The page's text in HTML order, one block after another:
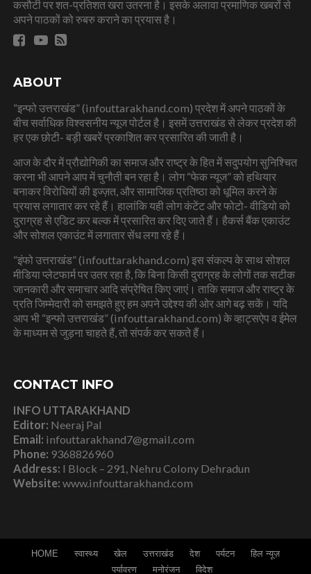
कसौटी पर शत-प्रतिशत खरा उतरना है। इसके अलावा प्रमाणिक खबरों से
अपने पाठकों को रुबरु कराने का प्रयास है।
ABOUT
“इन्फो उत्तराखंड” (infouttarakhand.com) प्रदेश में अपने पाठकों के
बीच सर्वाधिक विश्वसनीय न्यूज पोर्टल है। इसमें उत्तराखंड से लेकर प्रदेश की
हर एक छोटी- बड़ी खबरें प्रकाशित कर प्रसारित की जाती है।
आज के दौर में प्रौद्योगिकी का समाज और राष्ट्र के हित में सदुपयोग सुनिश्चित
करना भी आपने आप में चुनौती बन रहा है। लोग “फेक न्यूज” को हथियार
बनाकर विरोधियों की इज्ज़त, और सामाजिक प्रतिष्ठा को धूमिल करने के
प्रयास लगातार कर रहे हैं। हालांकि यही लोग कंटेंट और फोटो- वीडियो को
दुराग्रह से एडिट कर बल्क में प्रसारित कर दिए जाते हैं। हैकर्स बैंक एकाउंट
और सोशल एकाउंट में लगातार सेंध लगा रहे हैं।
“इंफो उत्तराखंड” (infouttarakhand.com) इस संकल्प के साथ सोशल
मीडिया प्लेटफार्म पर उतर रहा है, कि बिना किसी दुराग्रह के लोगों तक सटीक
जानकारी और समाचार आदि संप्रेषित किए जाएं। ताकि समाज और राष्ट्र के
प्रति जिम्मेदारी को समझते हुए हम अपने उद्देश्य की ओर आगे बढ़ सकें। यदि
आप भी “इन्फो उत्तराखंड” (infouttarakhand.com) के व्हाट्सऐप व ईमेल
के माध्यम से जुड़ना चाहते हैं, तो संपर्क कर सकते हैं।
CONTACT INFO
INFO UTTARAKHAND
Editor: Neeraj Pal
Email: infouttarakhand7@gmail.com
Phone: 9368826960
Address: I Block – 291, Nehru Colony Dehradun
Website: www.infouttarakhand.com
HOME स्वास्थ्य खेल उत्तराखंड देश पर्यटन
हिल न्यूज़
पर्यावरण
मनोरंजन विदेश